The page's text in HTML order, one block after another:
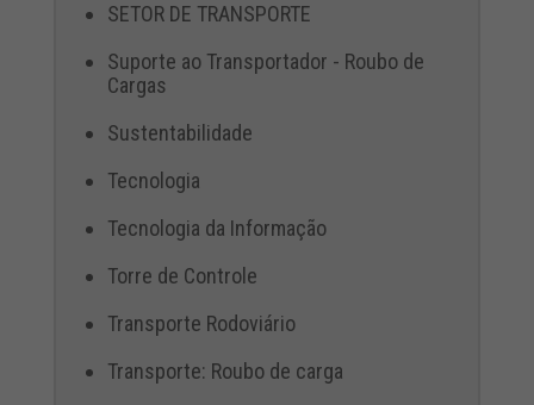
SETOR DE TRANSPORTE
Suporte ao Transportador - Roubo de
Cargas
Sustentabilidade
Tecnologia
Tecnologia da Informação
Torre de Controle
Transporte Rodoviário
Transporte: Roubo de carga